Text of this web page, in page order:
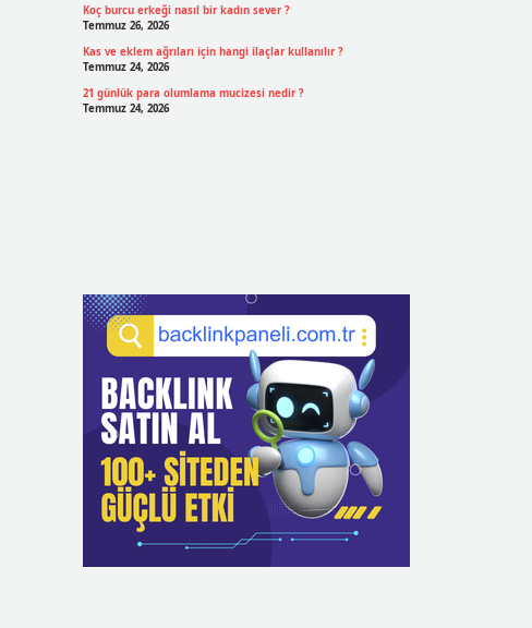
Koç burcu erkeği nasıl bir kadın sever ?
Temmuz 26, 2026
Kas ve eklem ağrıları için hangi ilaçlar kullanılır ?
Temmuz 24, 2026
21 günlük para olumlama mucizesi nedir ?
Temmuz 24, 2026